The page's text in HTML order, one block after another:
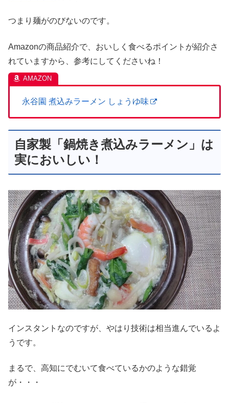
つまり麺がのびないのです。
Amazonの商品紹介で、おいしく食べるポイントが紹介さ
れていますから、参考にしてくださいね！
永谷園 煮込みラーメン しょうゆ味
自家製「鍋焼き煮込みラーメン」は
実においしい！
インスタントなのですが、やはり技術は相当進んでいるよ
うです。
まるで、高知にでむいて食べているかのような錯覚
が・・・